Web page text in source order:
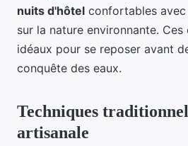
nuits d'hôtel confortables
sur la nature environnante.
idéaux pour se reposer avant
conquête des eaux.
Techniques
artisanale